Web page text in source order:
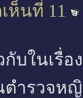
ห็นที่ 11
บในเรื่อ
ตำรวจห